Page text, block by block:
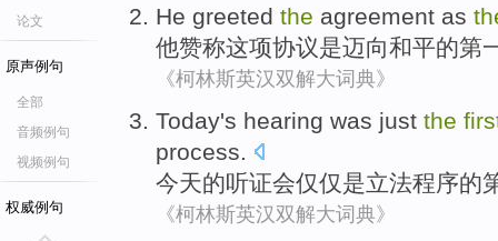
论文
原声例句
全部
音频例句
视频例句
权威例句
He greeted the agreement as
他赞称这项协议是迈向和平的第
《柯林斯英汉双解大词典》
Today's hearing was just the
process
今天的听证会仅仅是立法程序的
《柯林斯英汉双解大词典》